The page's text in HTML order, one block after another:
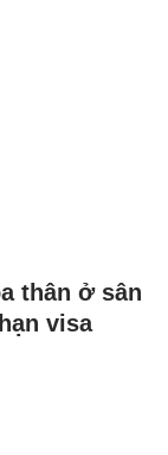
thân ở sân
visa